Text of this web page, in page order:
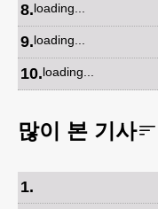
8.loading...
9.loading...
10.loading...
많이 본 기사
1.